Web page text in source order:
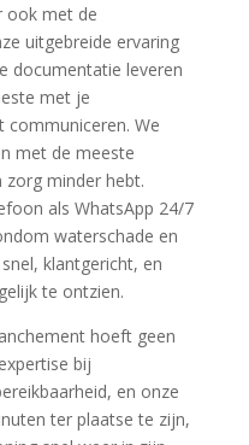
ook met de
uitgebreide ervaring
documentatie leveren
met je
communiceren.​ We
met de meeste
minder hebt.​
als WhatsApp 24/7
waterschade en
klantgericht, en
te ontzien.​
hoeft geen
bij
en onze
ter plaatse te zijn,